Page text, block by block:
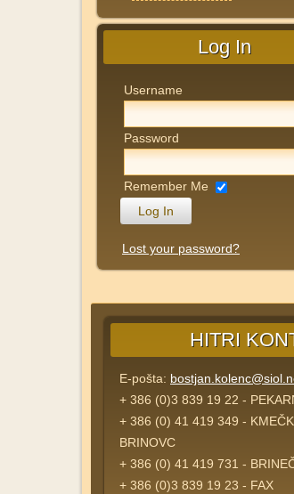
Log In
Username
Password
Remember Me
Lost your password?
HITRI
E-pošta:
+ 386 (0)3 839 19 22 -
+ 386 (0) 41 419 349 -
BRINOVC
+ 386 (0) 41 419 731 -
+ 386 (0)3 839 19 23 - FAX